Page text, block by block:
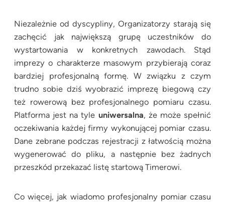
Niezależnie od dyscypliny, Organizatorzy starają się
zachęcić jak największą grupę uczestników do
wystartowania w konkretnych zawodach. Stąd
imprezy o charakterze masowym przybierają coraz
bardziej profesjonalną formę. W związku z czym
trudno sobie dziś wyobrazić imprezę biegową czy
też rowerową bez profesjonalnego pomiaru czasu.
Platforma jest na tyle uniwersalna, że może spełnić
oczekiwania każdej firmy wykonującej pomiar czasu.
Dane zebrane podczas rejestracji z łatwością można
wygenerować do pliku, a następnie bez żadnych
przeszkód przekazać listę startową Timerowi.
Co więcej, jak wiadomo profesjonalny pomiar czasu